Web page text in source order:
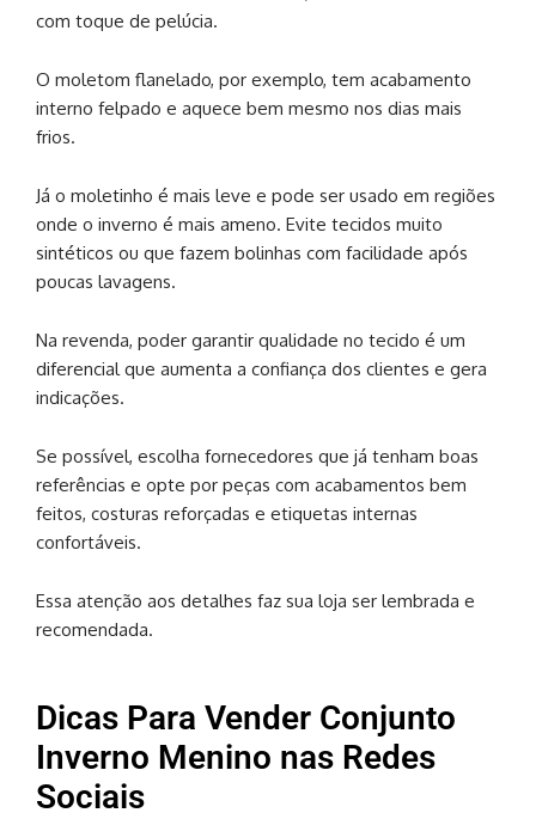
com toque de pelúcia.
O moletom flanelado, por exemplo, tem acabamento
interno felpado e aquece bem mesmo nos dias mais
frios.
Já o moletinho é mais leve e pode ser usado em regiões
onde o inverno é mais ameno. Evite tecidos muito
sintéticos ou que fazem bolinhas com facilidade após
poucas lavagens.
Na revenda, poder garantir qualidade no tecido é um
diferencial que aumenta a confiança dos clientes e gera
indicações.
Se possível, escolha fornecedores que já tenham boas
referências e opte por peças com acabamentos bem
feitos, costuras reforçadas e etiquetas internas
confortáveis.
Essa atenção aos detalhes faz sua loja ser lembrada e
recomendada.
Dicas Para Vender Conjunto
Inverno Menino nas Redes
Sociais